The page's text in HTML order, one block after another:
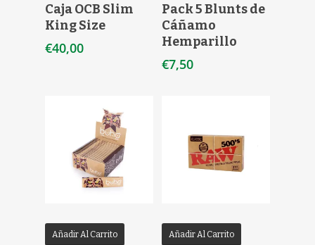
Caja OCB Slim
King Size
€40,00
Pack 5 Blunts de
Cáñamo
Hemparillo
€7,50
Añadir Al Carrito Añadir Al Carrito